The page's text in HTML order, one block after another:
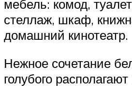
мебель: комод,
стеллаж, шкаф,
домашний кинотеатр.
Нежное сочетание
голубого